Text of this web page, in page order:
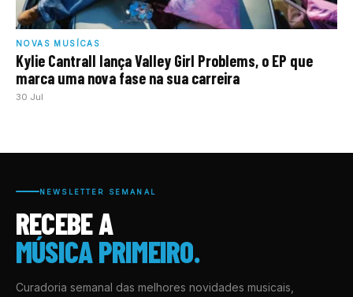
NOVAS MUSÍCAS
Kylie Cantrall lança Valley Girl Problems, o EP que
marca uma nova fase na sua carreira
30 Jul
NEWSLETTER SEMANAL
RECEBE A
MÚSICA PRIMEIRO.
Curadoria semanal das melhores novidades musicais,